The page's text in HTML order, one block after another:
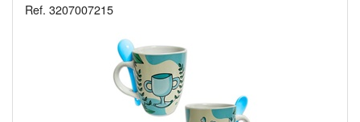
Ref. 3207007215